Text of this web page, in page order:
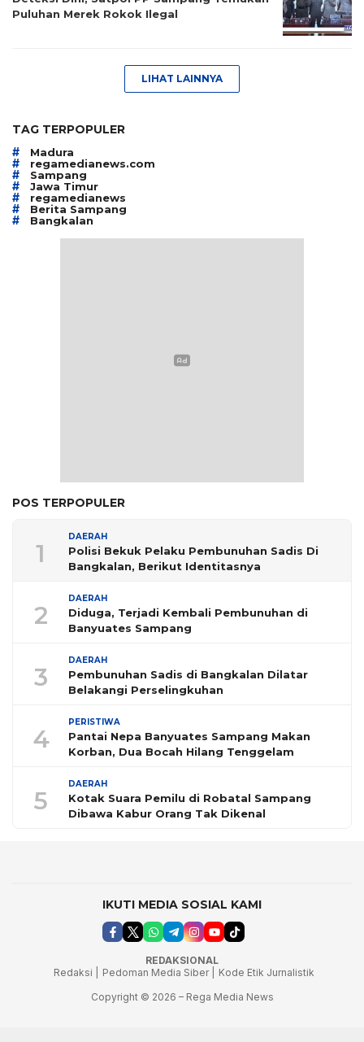
Puluhan Merek Rokok Ilegal
LIHAT LAINNYA
TAG TERPOPULER
# Madura
# regamedianews.com
# Sampang
# Jawa Timur
# regamedianews
# Berita Sampang
# Bangkalan
POS TERPOPULER
1
DAERAH
Polisi Bekuk Pelaku Pembunuhan Sadis Di
Bangkalan, Berikut Identitasnya
2
DAERAH
Diduga, Terjadi Kembali Pembunuhan di
Banyuates Sampang
3
DAERAH
Pembunuhan Sadis di Bangkalan Dilatar
Belakangi Perselingkuhan
4
PERISTIWA
Pantai Nepa Banyuates Sampang Makan
Korban, Dua Bocah Hilang Tenggelam
5
DAERAH
Kotak Suara Pemilu di Robatal Sampang
Dibawa Kabur Orang Tak Dikenal
IKUTI MEDIA SOSIAL KAMI
REDAKSIONAL
Redaksi |
Pedoman Media Siber |
Kode Etik Jurnalistik
Copyright © 2026 – Rega Media News